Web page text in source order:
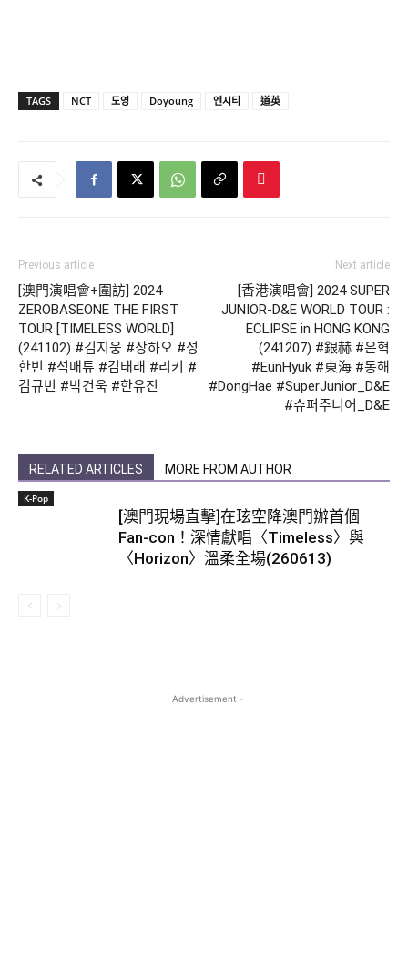
TAGS NCT 도영 Doyoung 엔시티 道英
Previous article
[澳門演唱會+圍訪] 2024
ZEROBASEONE THE FIRST
TOUR [TIMELESS WORLD]
(241102) #김지웅 #장하오 #성
한빈 #석매튜 #김태래 #리키 #
김규빈 #박건욱 #한유진
Next article
[香港演唱會] 2024 SUPER
JUNIOR-D&E WORLD TOUR :
ECLIPSE in HONG KONG
(241207) #銀赫 #은혁
#EunHyuk #東海 #동해
#DongHae #SuperJunior_D&E
#슈퍼주니어_D&E
RELATED ARTICLES MORE FROM AUTHOR
K-Pop
[澳門現場直擊]在玹空降澳門辦首個
Fan-con！深情獻唱〈Timeless〉與
〈Horizon〉溫柔全場(260613)
- Advertisement -